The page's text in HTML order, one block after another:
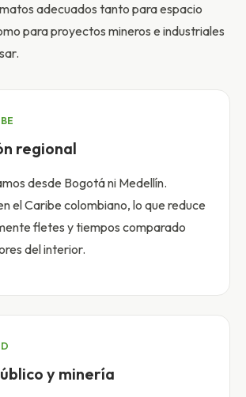
adecuados tanto para espacio
para proyectos mineros e industriales
regional
desde Bogotá ni Medellín.
el Caribe colombiano, lo que reduce
fletes y tiempos comparado
del interior.
y minería